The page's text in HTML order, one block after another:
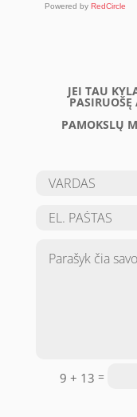
Powered by RedCircle
JEI TAU
PAMOKSLŲ
9 + 13 =